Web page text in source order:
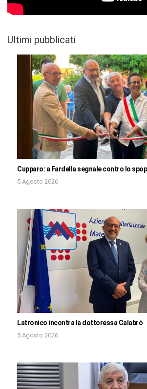
Ultimi pubblicati
Cupparo: a Fardella segnale contro lo
5 Agosto 2026
Latronico incontra la dottoressa Calabrò
5 Agosto 2026